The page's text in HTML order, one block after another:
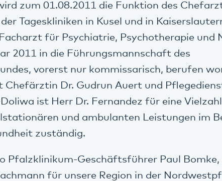
zum 01.08.2011 die Funktion des
Tageskliniken in Kusel und in
für Psychiatrie, Psychotherapie und
2011 in die Führungsmannschaft des
vorerst nur kommissarisch, berufen
Chefärztin Dr. Gudrun Auert und
ist Herr Dr. Fernandez für eine
und ambulanten Leistungen im
zuständig.
Pfalzklinikum-Geschäftsführer Paul Bomke,
für unsere Region in der